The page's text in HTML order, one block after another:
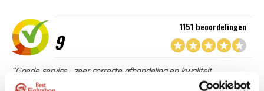
9
1151 beoordelingen
“Goede service , zeer correcte afhandeling en kwaliteit
materiaal.”